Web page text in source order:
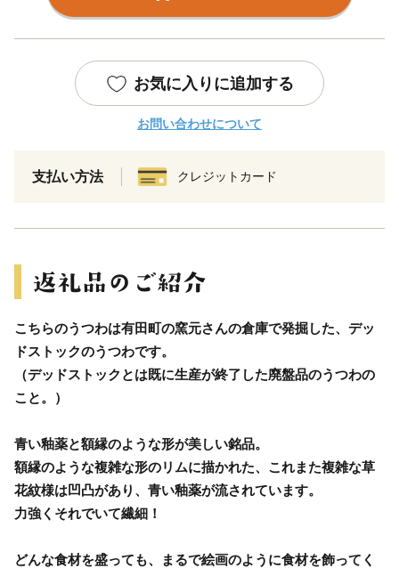
お気に入りに追加する
お問い合わせについて
支払い方法 クレジットカード
こちらのうつわは有田町の窯元さんの倉庫で発掘した、デッ
ドストックのうつわです。
（デッドストックとは既に生産が終了した廃盤品のうつわの
こと。）
青い釉薬と額縁のような形が美しい銘品。
額縁のような複雑な形のリムに描かれた、これまた複雑な草
花紋様は凹凸があり、青い釉薬が流されています。
力強くそれでいて繊細！
どんな食材を盛っても、まるで絵画のように食材を飾ってく